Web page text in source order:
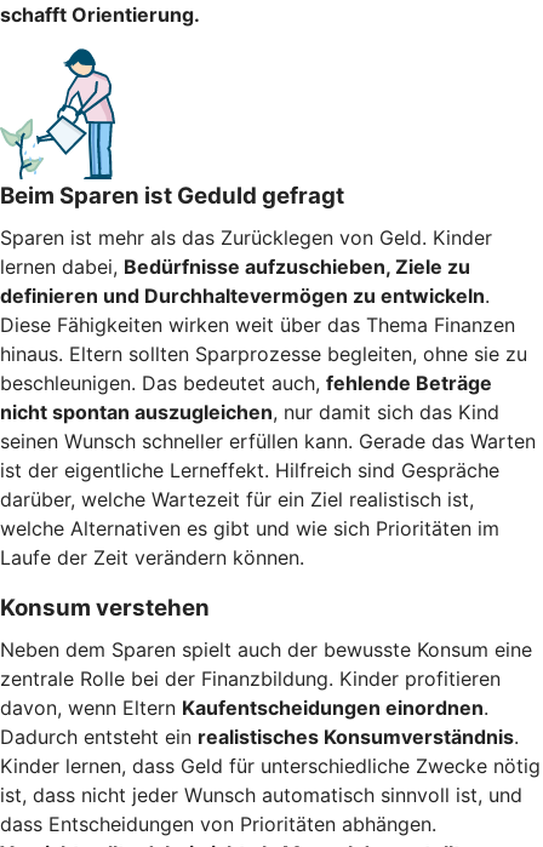
schafft Orientierung.
Beim Sparen ist Geduld gefragt
Sparen ist mehr als das Zurücklegen von Geld. Kinder
lernen dabei, Bedürfnisse aufzuschieben, Ziele zu
definieren und Durchhaltevermögen zu entwickeln.
Diese Fähigkeiten wirken weit über das Thema Finanzen
hinaus. Eltern sollten Sparprozesse begleiten, ohne sie zu
beschleunigen. Das bedeutet auch, fehlende Beträge
nicht spontan auszugleichen, nur damit sich das Kind
seinen Wunsch schneller erfüllen kann. Gerade das Warten
ist der eigentliche Lerneffekt. Hilfreich sind Gespräche
darüber, welche Wartezeit für ein Ziel realistisch ist,
welche Alternativen es gibt und wie sich Prioritäten im
Laufe der Zeit verändern können.
Konsum verstehen
Neben dem Sparen spielt auch der bewusste Konsum eine
zentrale Rolle bei der Finanzbildung. Kinder profitieren
davon, wenn Eltern Kaufentscheidungen einordnen.
Dadurch entsteht ein realistisches Konsumverständnis.
Kinder lernen, dass Geld für unterschiedliche Zwecke nötig
ist, dass nicht jeder Wunsch automatisch sinnvoll ist, und
dass Entscheidungen von Prioritäten abhängen.